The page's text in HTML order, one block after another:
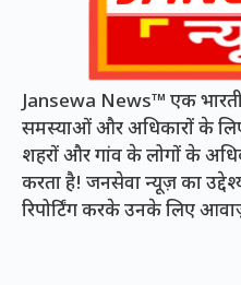
Jansewa News™ एक
समस्याओं और अधिकारों के
शहरों और गांव के लोगों के
करता है! जनसेवा न्यूज़ का
रिपोर्टिंग करके उनके लिए